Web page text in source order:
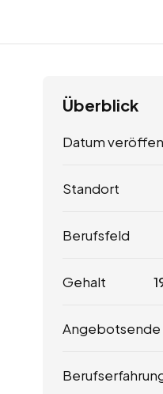
Überblick
Datum
Standort
Berufsfeld
Gehalt
Angebotsende